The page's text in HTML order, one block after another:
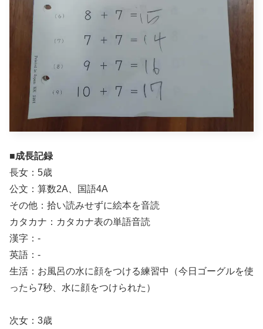
■成長記録
長女：5歳
公文：算数2A、国語4A
その他：拾い読みせずに絵本を音読
カタカナ：カタカナ表の単語音読
漢字：-
英語：-
生活：お風呂の水に顔をつける練習中（今日ゴーグルを使
ったら7秒、水に顔をつけられた）
次女：3歳